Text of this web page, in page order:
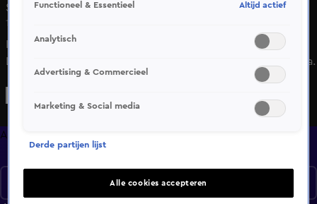
Seizoen 2015, aflevering 5
17 nov 2015, 23:20
In aanloop naar de magische liveshows van MindMasters
LIVE zijn de hoogtepunten te zien rondom het programma.
Afleveringen
Functioneel & Essentieel Altijd actief
Analytisch
Advertising & Commercieel
Marketing & Social media
Derde partijen lijst
Alle cookies accepteren